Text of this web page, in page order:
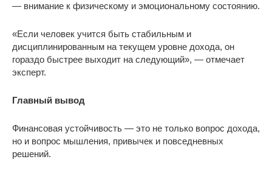
— внимание к физическому и эмоциональному состоянию.
«Если человек учится быть стабильным и
дисциплинированным на текущем уровне дохода, он
гораздо быстрее выходит на следующий», — отмечает
эксперт.
Главный вывод
Финансовая устойчивость — это не только вопрос дохода,
но и вопрос мышления, привычек и повседневных
решений.